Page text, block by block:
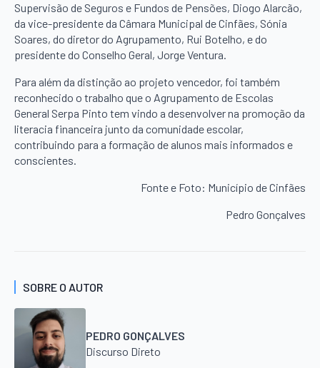
Supervisão de Seguros e Fundos de Pensões, Diogo Alarcão,
da vice-presidente da Câmara Municipal de Cinfães, Sónia
Soares, do diretor do Agrupamento, Rui Botelho, e do
presidente do Conselho Geral, Jorge Ventura.
Para além da distinção ao projeto vencedor, foi também
reconhecido o trabalho que o Agrupamento de Escolas
General Serpa Pinto tem vindo a desenvolver na promoção da
literacia financeira junto da comunidade escolar,
contribuindo para a formação de alunos mais informados e
conscientes.
Fonte e Foto: Município de Cinfães
Pedro Gonçalves
SOBRE O AUTOR
PEDRO GONÇALVES
Discurso Direto